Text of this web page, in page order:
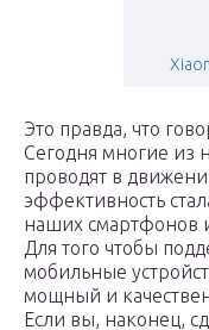
Это правда, что
Сегодня многие из
проводят в
эффективность
наших смартфонов
Для того чтобы
мобильные
мощный и
Если вы, наконец,